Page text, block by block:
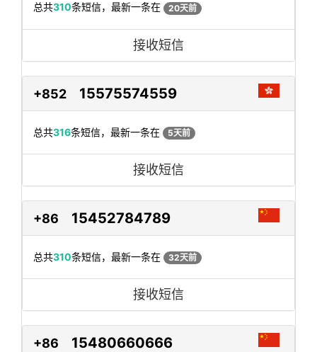
总共310条短信，最新一条在 20天前
接收短信
+852 15575574559
总共316条短信，最新一条在 5天前
接收短信
+86 15452784789
总共310条短信，最新一条在 32天前
接收短信
+86 15480660666